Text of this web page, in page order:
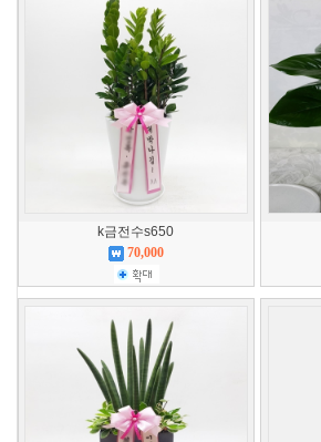
k금전수s650
70,000